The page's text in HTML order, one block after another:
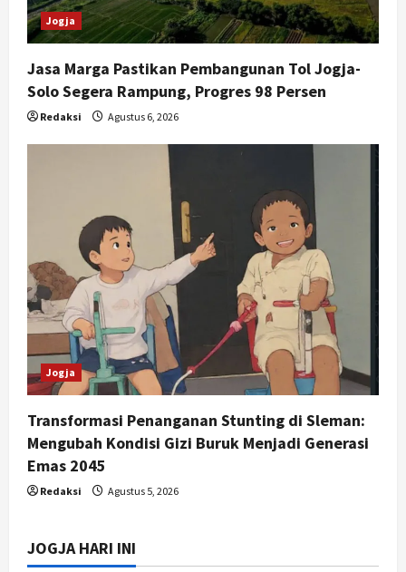
Jogja
Jasa Marga Pastikan Pembangunan Tol Jogja-
Solo Segera Rampung, Progres 98 Persen
Redaksi Agustus 6, 2026
Jogja
Transformasi Penanganan Stunting di Sleman:
Mengubah Kondisi Gizi Buruk Menjadi Generasi
Emas 2045
Redaksi Agustus 5, 2026
JOGJA HARI INI